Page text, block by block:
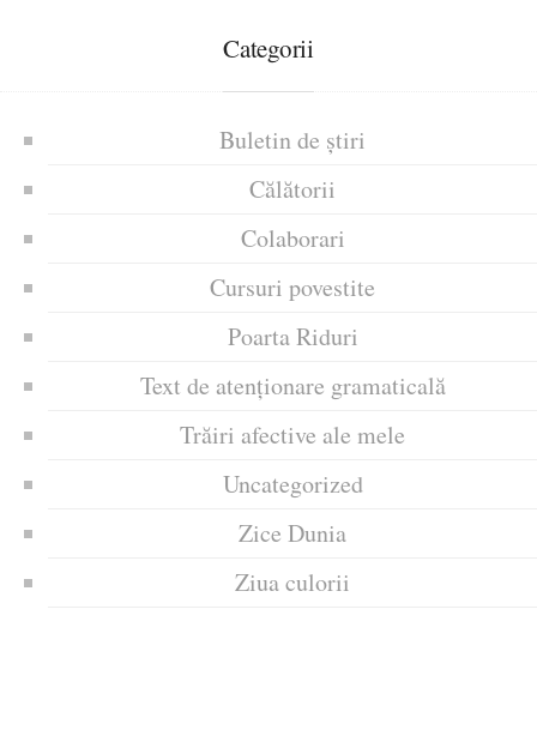
Categorii
Buletin de știri
Călătorii
Colaborari
Cursuri povestite
Poarta Riduri
Text de atenționare gramaticală
Trăiri afective ale mele
Uncategorized
Zice Dunia
Ziua culorii